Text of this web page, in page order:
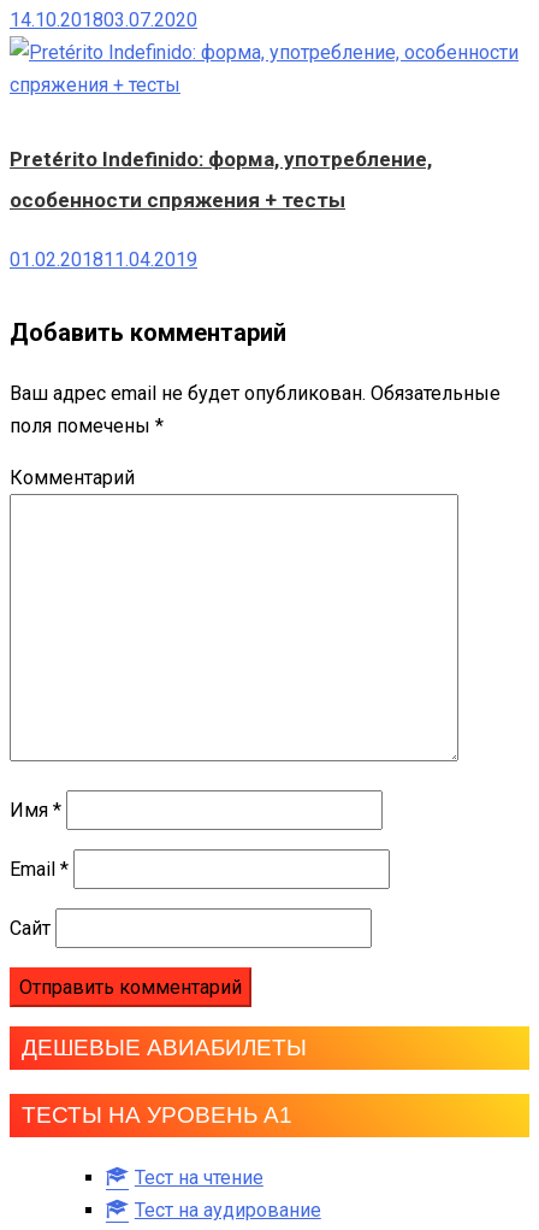
14.10.201803.07.2020
Pretérito Indefinido: форма, употребление,
особенности спряжения + тесты
01.02.201811.04.2019
Добавить комментарий
Ваш адрес email не будет опубликован. Обязательные
поля помечены *
Комментарий
Имя *
Email *
Сайт
ДЕШЕВЫЕ АВИАБИЛЕТЫ
ТЕСТЫ НА УРОВЕНЬ А1
Тест на чтение
Тест на аудирование